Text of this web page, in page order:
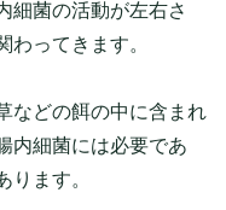
細菌の活動が左右さ
わってきます。
などの餌の中に含まれ
内細菌には必要であ
ります。